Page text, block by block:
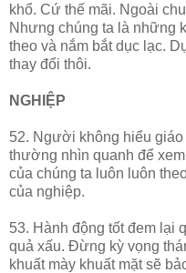
khổ. Cứ thế mãi. Ngoài
Nhưng chúng ta là những
theo và nắm bắt dục lạc.
thay đổi thôi.
NGHIỆP
52. Người không hiểu
thường nhìn quanh để
của chúng ta luôn luôn
của nghiệp.
53. Hành động tốt đem lại
quả xấu. Đừng kỳ vọng
khuất mày khuất mặt sẽ